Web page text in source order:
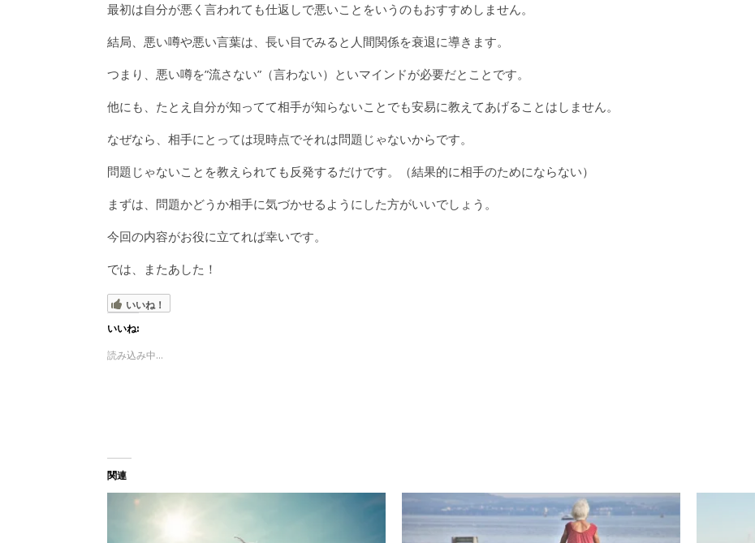
最初は自分が悪く言われても仕返しで悪いことをいうのもおすすめしません。
結局、悪い噂や悪い言葉は、長い目でみると人間関係を衰退に導きます。
つまり、悪い噂を”流さない”（言わない）といマインドが必要だとことです。
他にも、たとえ自分が知ってて相手が知らないことでも安易に教えてあげることはしません。
なぜなら、相手にとっては現時点でそれは問題じゃないからです。
問題じゃないことを教えられても反発するだけです。（結果的に相手のためにならない）
まずは、問題かどうか相手に気づかせるようにした方がいいでしょう。
今回の内容がお役に立てれば幸いです。
では、またあした！
いいね！
いいね:
読み込み中...
関連